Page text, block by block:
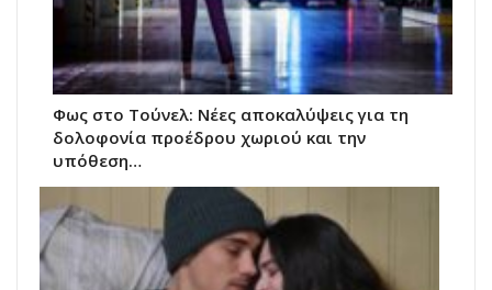
Φως στο Τούνελ: Νέες αποκαλύψεις για τη
δολοφονία προέδρου χωριού και την
υπόθεση…